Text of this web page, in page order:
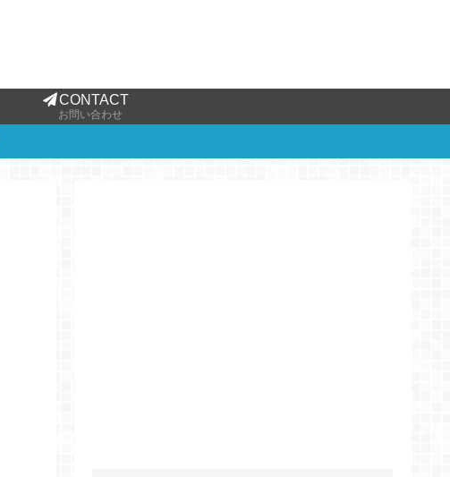
CONTACT
お問い合わせ